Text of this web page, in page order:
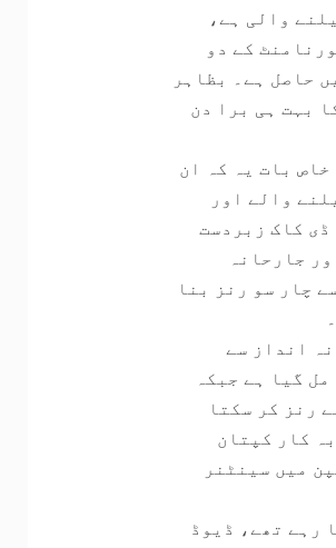
والی ہے،
کے دو
حاصل ہے۔ بظاہر
بہت ہی برا دن
بات یہ کہ ان
والے اور
ڈی کاک زبردست
جارحانہ
چار سو رنز بنا
انداز سے
گیا ہے جبکہ
رنز کر سکتا
کار کپتان
میں سینٹنر
رہے تھے، ڈیوڈ